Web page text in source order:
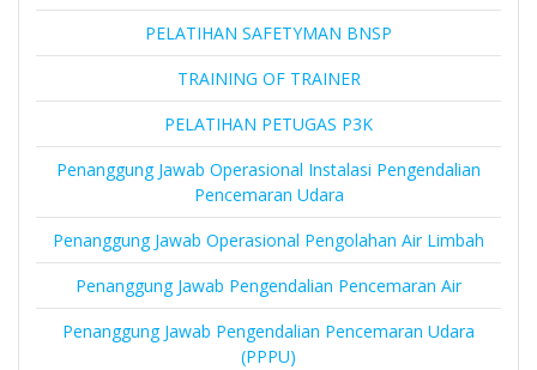
PELATIHAN SAFETYMAN BNSP
TRAINING OF TRAINER
PELATIHAN PETUGAS P3K
Penanggung Jawab Operasional Instalasi Pengendalian
Pencemaran Udara
Penanggung Jawab Operasional Pengolahan Air Limbah
Penanggung Jawab Pengendalian Pencemaran Air
Penanggung Jawab Pengendalian Pencemaran Udara
(PPPU)